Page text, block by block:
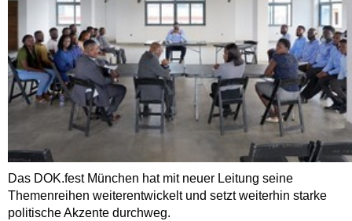
Das DOK.fest München hat mit neuer Leitung seine
Themenreihen weiterentwickelt und setzt weiterhin starke
politische Akzente durchweg.